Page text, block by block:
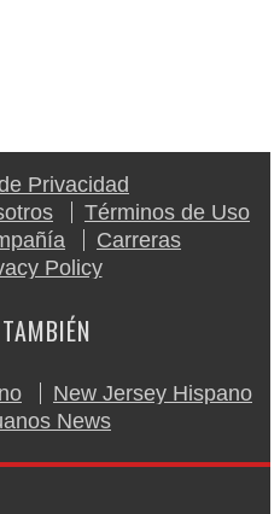
Privacidad
Términos de Uso
Carreras
Policy
New Jersey Hispano
News